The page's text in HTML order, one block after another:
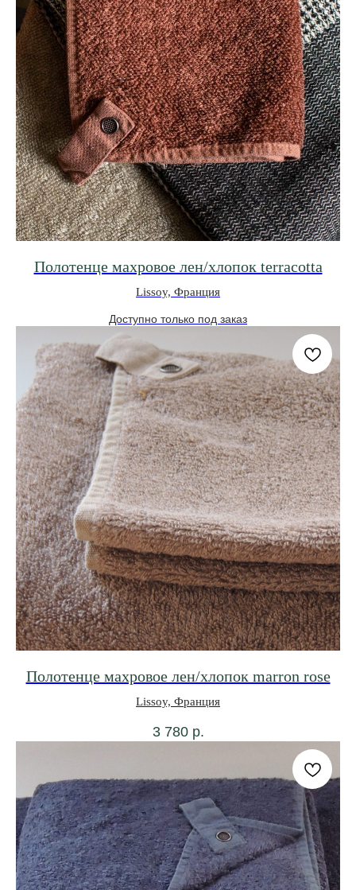
Полотенце махровое лен/хлопок terracotta
Lissoy, Франция
Полотенце махровое лен/хлопок marron rose
Lissoy, Франция
3 780 р.